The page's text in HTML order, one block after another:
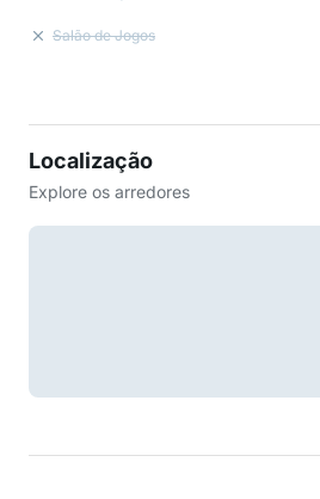
Salão de Jogos
Localização
Explore os arredores